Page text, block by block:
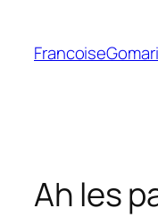
contenu
Ah les